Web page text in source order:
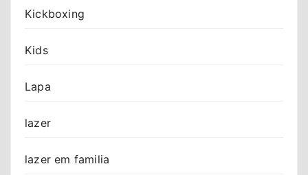
Kickboxing
Kids
Lapa
lazer
lazer em familia